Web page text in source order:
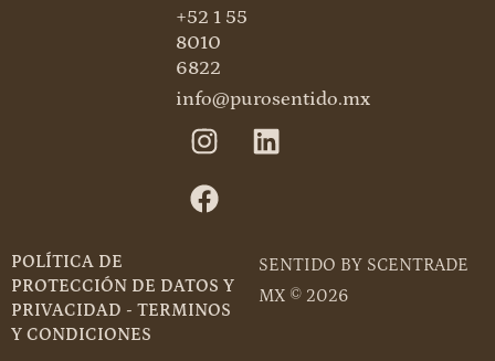
+52 1 55
8010
6822
info@purosentido.mx
POLÍTICA DE
PROTECCIÓN DE DATOS Y
PRIVACIDAD - TERMINOS
Y CONDICIONES
SENTIDO BY SCENTRADE
MX © 2026